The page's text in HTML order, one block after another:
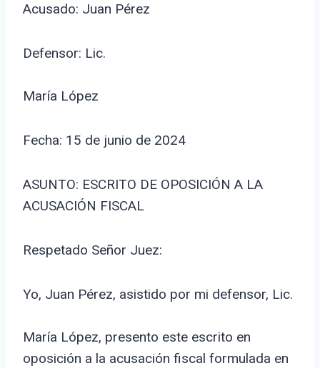
Acusado: Juan Pérez
Defensor: Lic.
María López
Fecha: 15 de junio de 2024
ASUNTO: ESCRITO DE OPOSICIÓN A LA
ACUSACIÓN FISCAL
Respetado Señor Juez:
Yo, Juan Pérez, asistido por mi defensor, Lic.
María López, presento este escrito en
oposición a la acusación fiscal formulada en